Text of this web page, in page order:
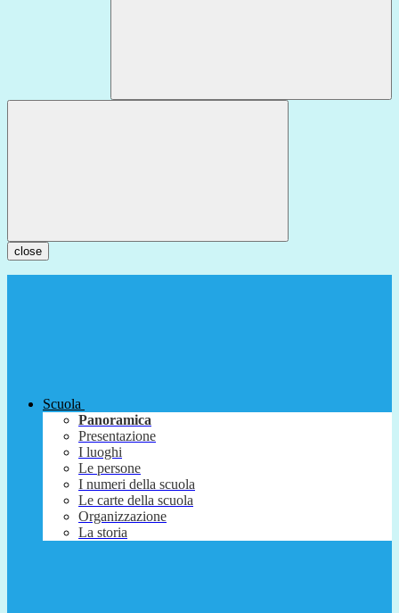
close
Scuola
Panoramica
Presentazione
I luoghi
Le persone
I numeri della scuola
Le carte della scuola
Organizzazione
La storia